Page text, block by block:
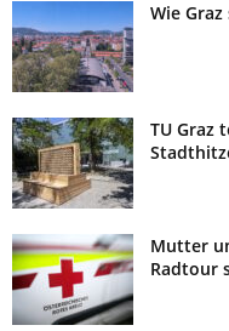
Wie
TU Graz
Mutter
Radtour